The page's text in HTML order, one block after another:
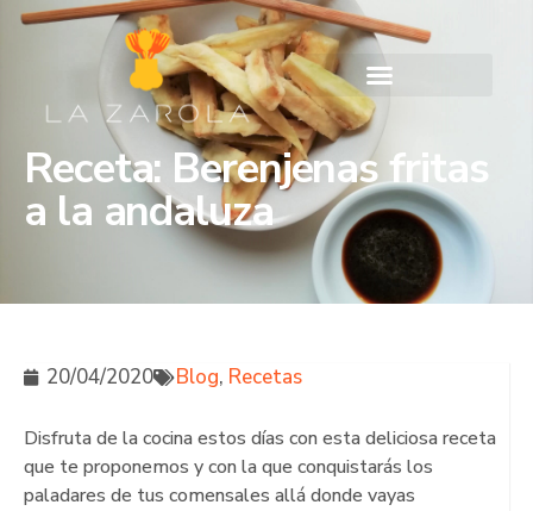
Receta: Berenjenas fritas
a la andaluza
20/04/2020 Blog, Recetas
Disfruta de la cocina estos días con esta deliciosa receta
que te proponemos y con la que conquistarás los
paladares de tus comensales allá donde vayas